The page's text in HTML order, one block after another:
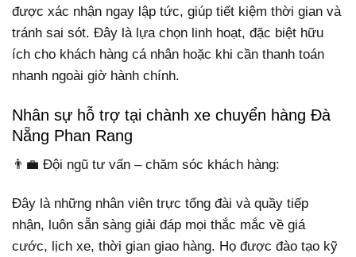
được xác nhận ngay lập tức, giúp tiết kiệm thời gian và
tránh sai sót. Đây là lựa chọn linh hoạt, đặc biệt hữu
ích cho khách hàng cá nhân hoặc khi cần thanh toán
nhanh ngoài giờ hành chính.
Nhân sự hỗ trợ tại chành xe chuyển hàng Đà
Nẵng Phan Rang
👨‍💼 Đội ngũ tư vấn – chăm sóc khách hàng:
Đây là những nhân viên trực tổng đài và quầy tiếp
nhận, luôn sẵn sàng giải đáp mọi thắc mắc về giá
cước, lịch xe, thời gian giao hàng. Họ được đào tạo kỹ